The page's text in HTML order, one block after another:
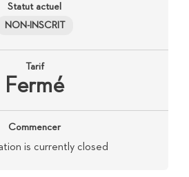
Statut actuel
NON-INSCRIT
Tarif
Fermé
Commencer
is currently closed